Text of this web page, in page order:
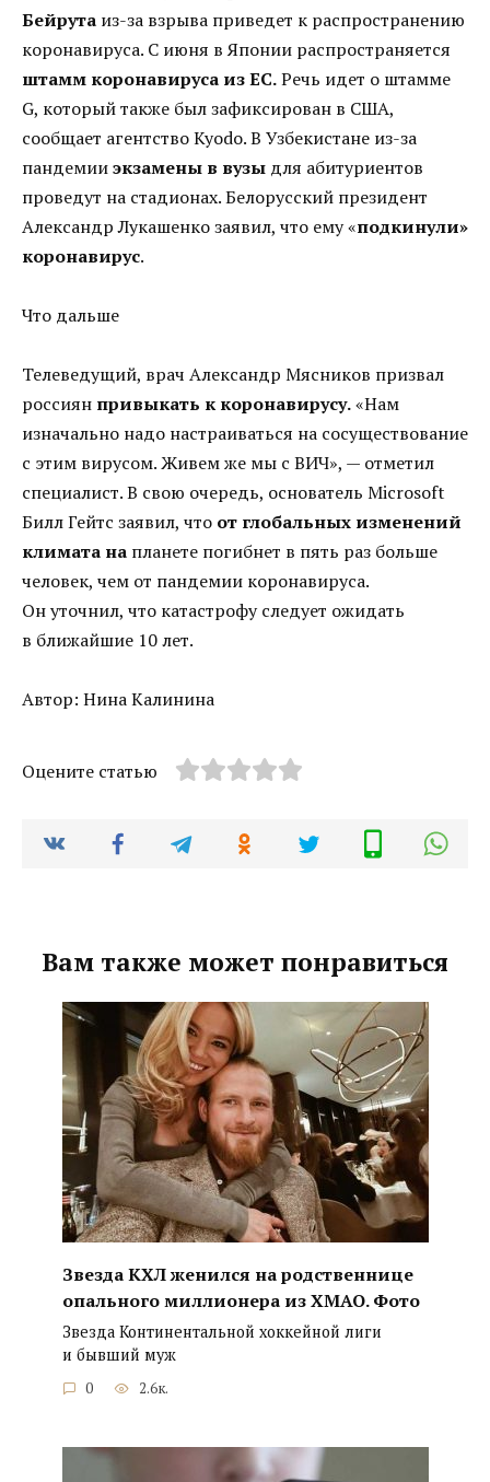
Бейрута из-за взрыва приведет к распространению
коронавируса. С июня в Японии распространяется
штамм коронавируса из ЕС.Речь идет о штамме
G, который также был зафиксирован в США,
сообщает агентство Kyodo. В Узбекистане из-за
пандемииэкзамены в вузы для абитуриентов
проведут на стадионах. Белорусский президент
Александр Лукашенко заявил, что ему «подкинули»
коронавирус.
Что дальше
Телеведущий, врач Александр Мясников призвал
россиян привыкать к коронавирусу.«Нам
изначально надо настраиваться на сосуществование
с этим вирусом. Живем же мы с ВИЧ», — отметил
специалист. В свою очередь, основатель Microsoft
Билл Гейтс заявил, что от глобальных изменений
климата на планете погибнет в пять раз больше
человек, чем от пандемии коронавируса.
Он уточнил, что катастрофу следует ожидать
в ближайшие 10 лет.
Автор: Нина Калинина
Оцените статью
Вам также может понравиться
Звезда КХЛ женился на родственнице
опального миллионера из ХМАО. Фото
Звезда Континентальной хоккейной лиги
и бывший муж
0 2.6к.